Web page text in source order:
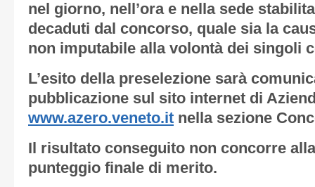
nel giorno, nell’ora e nella sede
decaduti dal concorso, quale sia la
non imputabile alla volontà dei singoli
L’esito della preselezione sarà
pubblicazione sul sito internet di
www.azero.veneto.it nella sezione
Il risultato conseguito non concorre
punteggio finale di merito.